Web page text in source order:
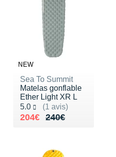
NEW
Sea To Summit
Matelas gonflable
Ether Light XR L
5.0
(1 avis)
Noté 5.0 sur 5
240€
Au lieu de 240€
204€
Vendu 204€